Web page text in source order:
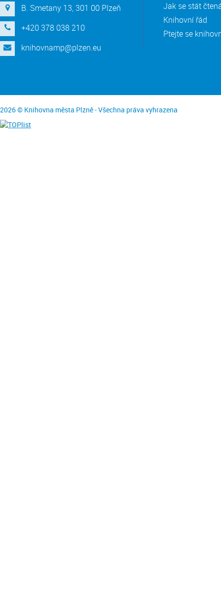
B. Smetany 13, 301 00 Plzeň
+420 378 038 210
knihovnamp@plzen.eu
Jak se stát
Knihovní řád
Ptejte se
2026 © Knihovna města Plzně - Všechna práva vyhrazena